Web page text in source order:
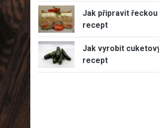
Jak připravit řeckou
recept
Jak vyrobit
recept